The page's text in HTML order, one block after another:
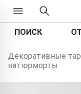
ПОИСК
Декоративные
натюрморты